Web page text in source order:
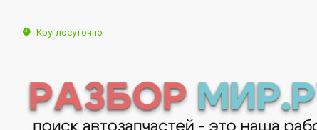
Круглосуточно